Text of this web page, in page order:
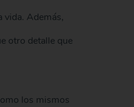
vida. Además,
otro detalle que
los mismos